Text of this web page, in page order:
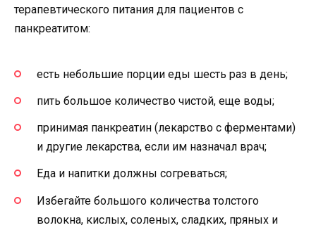
терапевтического питания для пациентов с
панкреатитом:
есть небольшие порции еды шесть раз в день;
пить большое количество чистой, еще воды;
принимая панкреатин (лекарство с ферментами)
и другие лекарства, если им назначал врач;
Еда и напитки должны согреваться;
Избегайте большого количества толстого
волокна, кислых, соленых, сладких, пряных и